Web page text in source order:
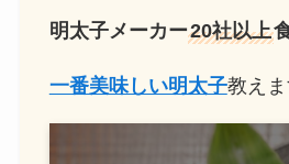
明太子メーカー20社以上
一番美味しい明太子教えま